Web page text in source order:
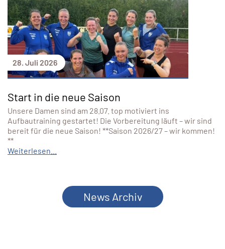
28. Juli 2026
Start in die neue Saison
Unsere Damen sind am 28.07. top motiviert ins
Aufbautraining gestartet! Die Vorbereitung läuft – wir sind
bereit für die neue Saison! **Saison 2026/27 – wir kommen!
**
Weiterlesen...
News Archiv